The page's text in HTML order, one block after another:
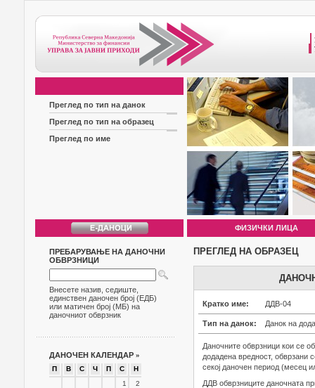
Преглед по тип на данок
Преглед по тип на образец
Преглед по име
ФИЗИЧКИ ЛИЦА
ПРЕБАРУВАЊЕ НА ДАНОЧНИ
ОБВРЗНИЦИ
Внесете назив, седиште,
единствен даночен број (ЕДБ)
или матичен број (МБ) на
даночниот обврзник
ДАНОЧЕН КАЛЕНДАР »
П В С Ч П С
Н
1
2
ПРЕГЛЕД НА ОБРАЗЕЦ
Кратко име: ДДВ-04
Тип на данок: Данок на
Даночните обврзници кои се
додадена вредност, обврзани
секој даночен период (месец
ДДВ обврзниците даночната